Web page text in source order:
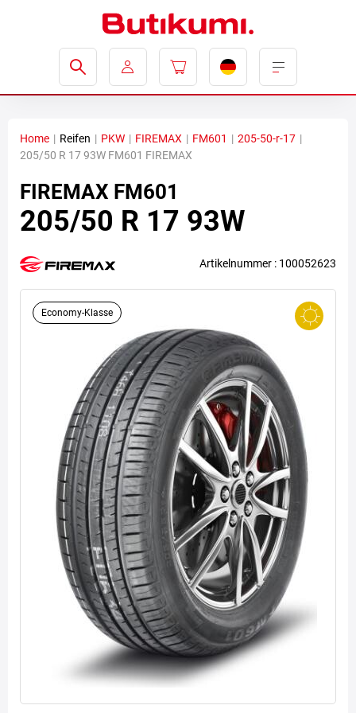
Economy-Klasse
Home | Reifen | PKW | FIREMAX | FM601 | 205-50-r-17 |
205/50 R 17 93W FM601 FIREMAX
FIREMAX FM601
205/50 R 17 93W
Artikelnummer : 100052623